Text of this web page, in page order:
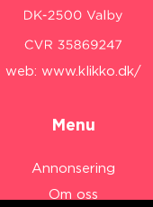
web: www.klikko.dk/
Menu
Annonsering
Om oss